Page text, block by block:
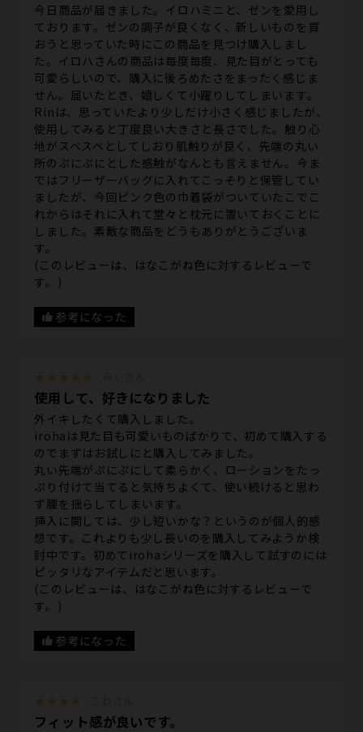
今日商品が届きました。イロハミニと、ゼンを愛用し
ております。ゼンの調子が良くなく、新しいものを買
おうと思っていた時にこの商品を見つけ購入しまし
た。イロハさんの商品は毎度毎度、見た目がとっても
可愛らしいので、購入に後ろめたさをまったく感じま
せん。届いたとき、嬉しくて小躍りしてしまいます。
Rinは、思っていたより少しだけ小さく感じましたが、
使用してみると丁度良い大きさと長さでした。触り心
地がスベスベとしてしおり肌触りが良く、先端の丸い
所のぷにぷにとした感触がなんとも言えません。今ま
ではフリーザーバッグに入れてこっそりと保管してい
ましたが、今回ピンク色の巾着袋がついていたこでこ
れからはそれに入れて堂々と枕元に置いておくことに
しました。素敵な商品をどうもありがとうございま
す。
(このレビューは、はなこがね色に対するレビューで
す。)
参考になった
使用して、好きになりました
外イキしたくて購入しました。
irohaは見た目も可愛いものばかりで、初めて購入する
のでまずはお試しにと購入してみました。
丸い先端がぷにぷにして柔らかく、ローションをたっ
ぷり付けて当てると気持ちよくて、使い続けると思わ
ず腰を揺らしてしまいます。
挿入に関しては、少し短いかな？というのが個人的感
想です。これよりも少し長いのを購入してみようか検
討中です。初めてirohaシリーズを購入して試すのには
ピッタリなアイテムだと思います。
(このレビューは、はなこがね色に対するレビューで
す。)
参考になった
フィット感が良いです。